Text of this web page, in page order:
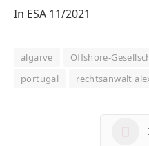
In ESA 11/2021
algarve
Offshore-
portugal
rechtsanwalt